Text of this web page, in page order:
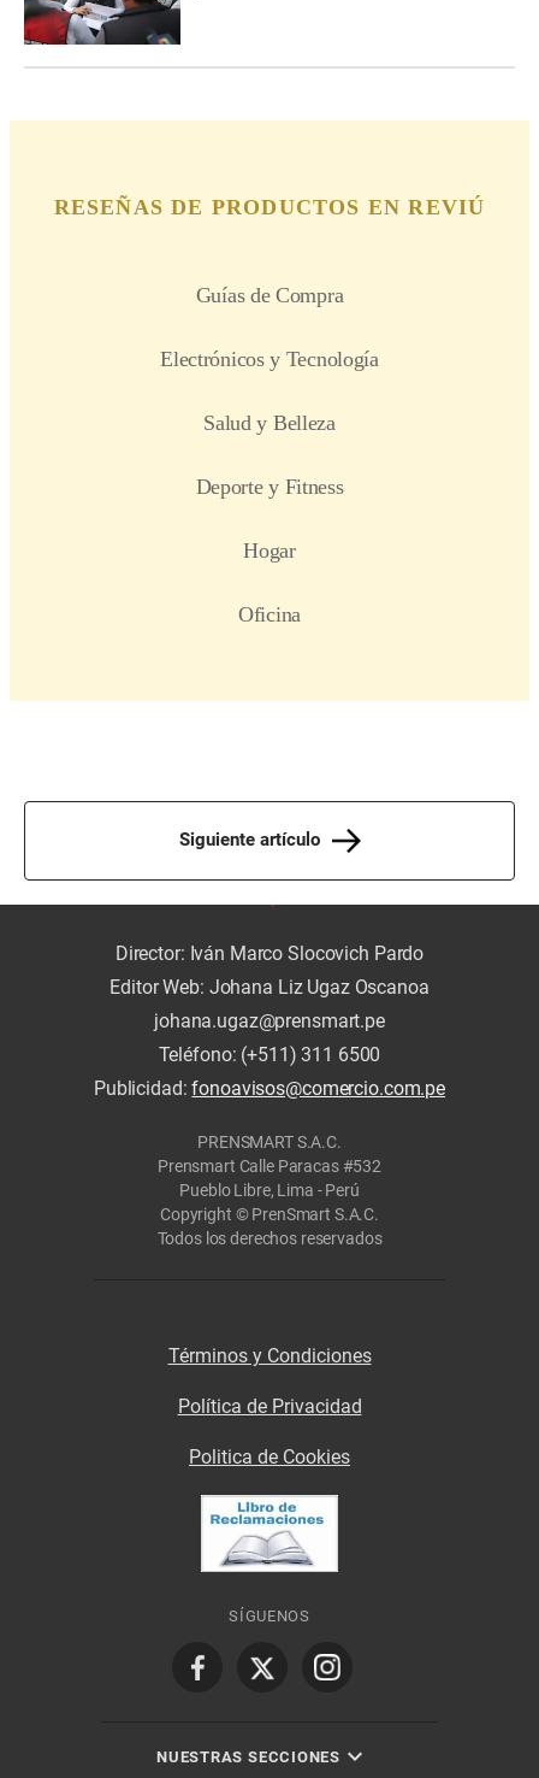
Siguiente artículo
Director: Iván Marco Slocovich Pardo
Editor Web: Johana Liz Ugaz Oscanoa
johana.ugaz@prensmart.pe
Teléfono: (+511) 311 6500
Publicidad:fonoavisos@comercio.com.pe
PRENSMART S.A.C.
Prensmart Calle Paracas #532
Pueblo Libre, Lima - Perú
Copyright © PrenSmart S.A.C.
Todos los derechos reservados
Términos y Condiciones
Política de Privacidad
Politica de Cookies
SÍGUENOS
NUESTRAS SECCIONES